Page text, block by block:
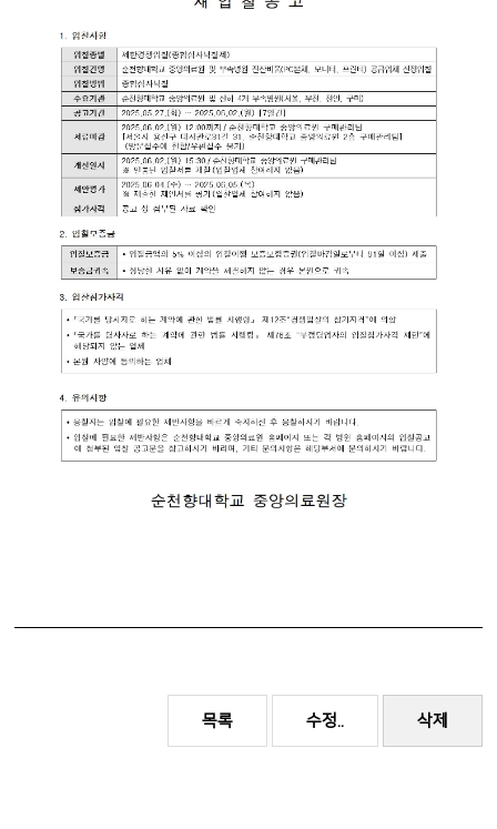
목록 수정.. 삭제